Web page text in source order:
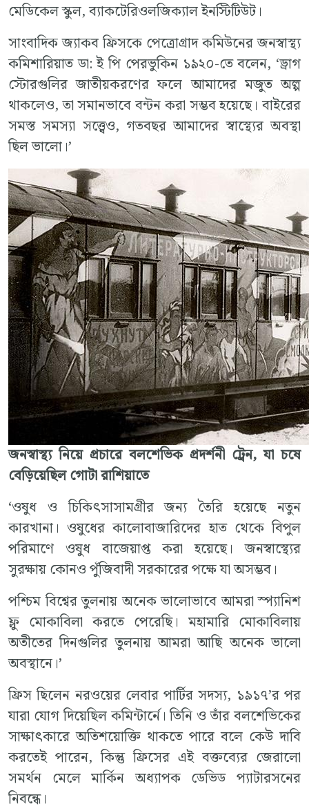
মেডিকেল স্কুল, ব্যাকটেরিওলজিক্যাল ইনস্টিটিউট।
সাংবাদিক জ্যাকব ফ্রিসকে পেত্রোগ্রাদ কমিউনের জনস্বাস্থ্য
কমিশারিয়াত ডা: ই পি পেরভুকিন ১৯২০-তে বলেন, ‘ড্রাগ
স্টোরগুলির জাতীয়করণের ফলে আমাদের মজুত অল্প
থাকলেও, তা সমানভাবে বন্টন করা সম্ভব হয়েছে। বাইরের
সমস্ত সমস্যা সত্ত্বেও, গতবছর আমাদের স্বাস্থ্যের অবস্থা
ছিল ভালো।’
জনস্বাস্থ্য নিয়ে প্রচারে বলশেভিক প্রদর্শনী ট্রেন, যা চষে
বেড়িয়েছিল গোটা রাশিয়াতে
‘ওষুধ ও চিকিৎসাসামগ্রীর জন্য তৈরি হয়েছে নতুন
কারখানা। ওষুধের কালোবাজারিদের হাত থেকে বিপুল
পরিমাণে ওষুধ বাজেয়াপ্ত করা হয়েছে। জনস্বাস্থ্যের
সুরক্ষায় কোনও পুঁজিবাদী সরকারের পক্ষে যা অসম্ভব।
পশ্চিম বিশ্বের তুলনায় অনেক ভালোভাবে আমরা স্প্যানিশ
ফ্লু মোকাবিলা করতে পেরেছি। মহামারি মোকাবিলায়
অতীতের দিনগুলির তুলনায় আমরা আছি অনেক ভালো
অবস্থানে।’
ফ্রিস ছিলেন নরওয়ের লেবার পার্টির সদস্য, ১৯১৭’র পর
যারা যোগ দিয়েছিল কমিন্টার্নে। তিনি ও তাঁর বলশেভিকের
সাক্ষাৎকারে অতিশয়োক্তি থাকতে পারে বলে কেউ দাবি
করতেই পারেন, কিন্তু ফ্রিসের এই বক্তব্যের জেরালো
সমর্থন মেলে মার্কিন অধ্যাপক ডেভিড প্যাটারসনের
নিবন্ধে।